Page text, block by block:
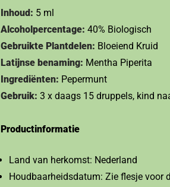
Inhoud: 5 ml
Alcoholpercentage: 40% Biologisch
Gebruikte Plantdelen: Bloeiend Kruid
Latijnse benaming: Mentha Piperita
Ingrediënten: Pepermunt
Gebruik: 3 x daags 15 druppels, kind
Productinformatie
Land van herkomst: Nederland
Houdbaarheidsdatum: Zie flesje voor